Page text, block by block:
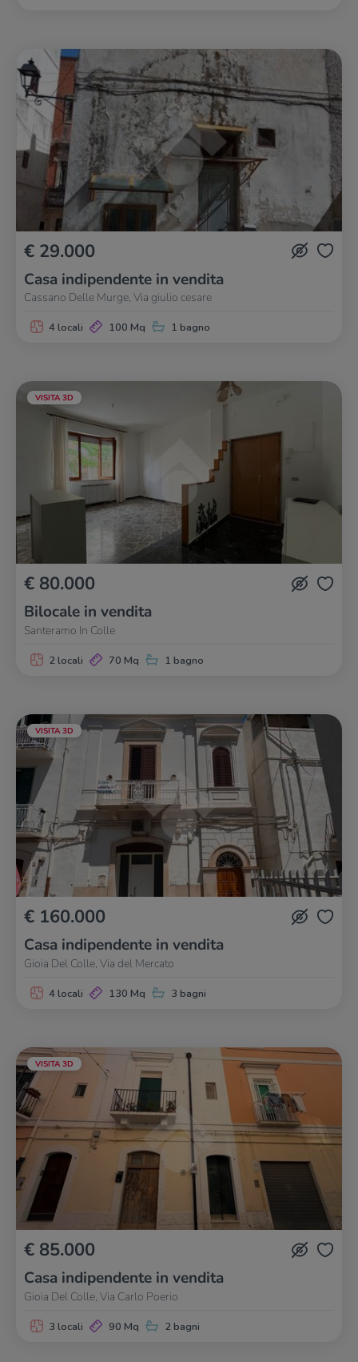
€ 29.000
Casa indipendente in vendita
Cassano Delle Murge, Via giulio cesare
4 locali 100 Mq 1 bagno
VISITA 3D
€ 80.000
Bilocale in vendita
Santeramo In Colle
2 locali 70 Mq 1 bagno
VISITA 3D
€ 160.000
Casa indipendente in vendita
Gioia Del Colle, Via del Mercato
4 locali 130 Mq 3 bagni
VISITA 3D
€ 85.000
Casa indipendente in vendita
Gioia Del Colle, Via Carlo Poerio
3 locali 90 Mq 2 bagni